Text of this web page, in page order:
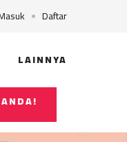
Daftar
LAINNYA